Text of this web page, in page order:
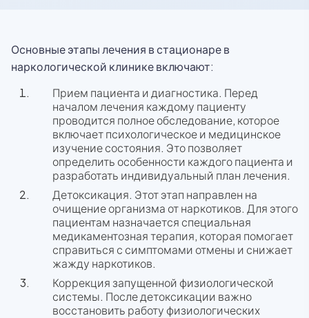
Основные этапы лечения в стационаре в
наркологической клинике включают:
Прием пациента и диагностика. Перед
началом лечения каждому пациенту
проводится полное обследование, которое
включает психологическое и медицинское
изучение состояния. Это позволяет
определить особенности каждого пациента и
разработать индивидуальный план лечения.
Детоксикация. Этот этап направлен на
очищение организма от наркотиков. Для этого
пациентам назначается специальная
медикаментозная терапия, которая помогает
справиться с симптомами отмены и снижает
жажду наркотиков.
Коррекция запущенной физиологической
системы. После детоксикации важно
восстановить работу физиологических